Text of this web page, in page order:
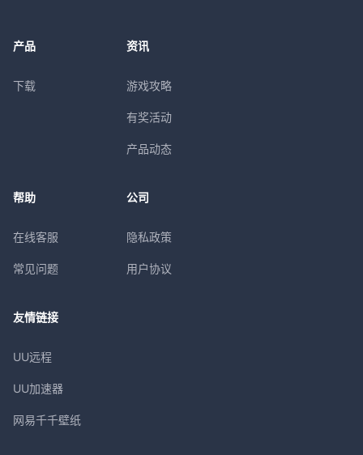
产品
下载
资讯
游戏攻略
有奖活动
产品动态
帮助
在线客服
常见问题
公司
隐私政策
用户协议
友情链接
UU远程
UU加速器
网易千千壁纸